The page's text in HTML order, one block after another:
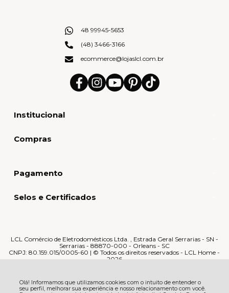
Olá! Informamos que utilizamos cookies com o intuito de entender o
seu perfil, melhorar sua experiência e nosso relacionamento com você.
Institucional
Compras
48 99945-5653
(48) 3466-3166
ecommerce@lojaslcl.com.br
Pagamento
Selos e Certificados
LCL Comércio de Eletrodomésticos Ltda. , Estrada Geral Serrarias - SN -
Serrarias - 88870-000 - Orleans - SC
CNPJ: 80.159.015/0005-60 | © Todos os direitos reservados - LCL Home -
2026